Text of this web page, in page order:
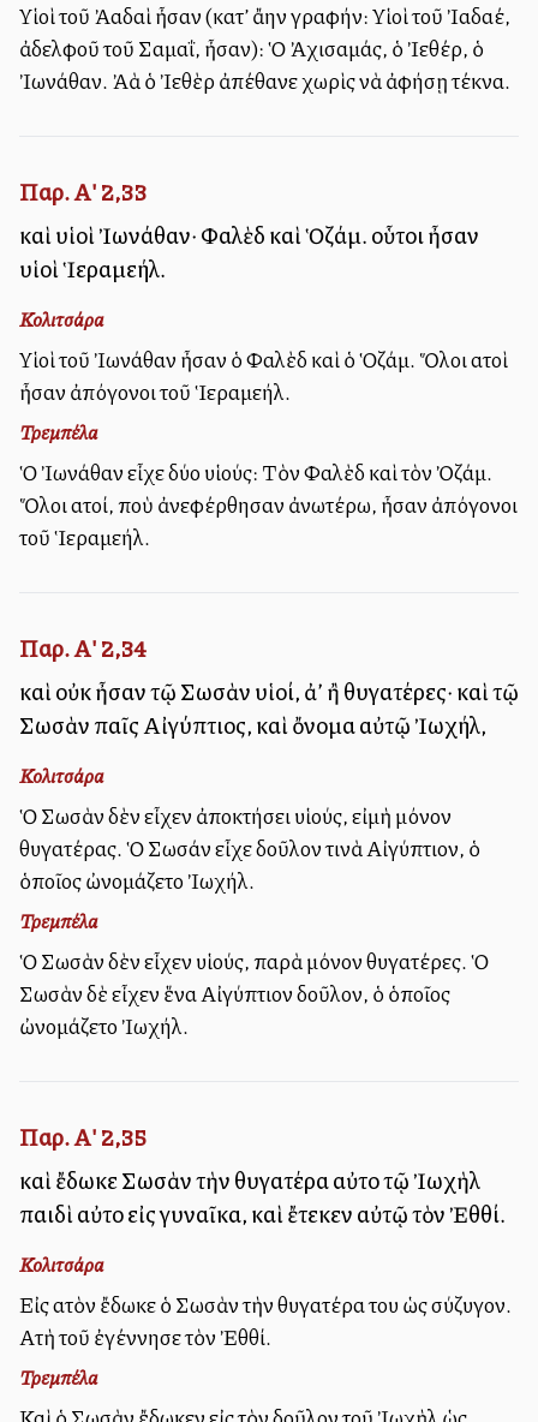
Υἱοὶ τοῦ Ἀαδαὶ ἦσαν (κατ’ ἄλλην γραφήν: Υἱοὶ τοῦ Ἰαδαέ,
ἀδελφοῦ τοῦ Σαμαΐ, ἦσαν): Ὁ Ἀχισαμάς, ὁ Ἰεθέρ, ὁ
Ἰωνάθαν. Ἀλλὰ ὁ Ἰεθὲρ ἀπέθανε χωρὶς νὰ ἀφήσῃ τέκνα.
Παρ. Α' 2,33
καὶ υἱοὶ Ἰωνάθαν· Φαλὲδ καὶ Ὁζάμ. οὗτοι ἦσαν
υἱοὶ Ἱεραμεήλ.
Κολιτσάρα
Υἱοὶ τοῦ Ἰωνάθαν ἦσαν ὁ Φαλὲδ καὶ ὁ Ὁζάμ. Ὅλοι αὐτοὶ
ἦσαν ἀπόγονοι τοῦ Ἱεραμεήλ.
Τρεμπέλα
Ὁ Ἰωνάθαν εἶχε δύο υἱούς: Τὸν Φαλὲδ καὶ τὸν Ὀζάμ.
Ὅλοι αὐτοί, ποὺ ἀνεφέρθησαν ἀνωτέρω, ἦσαν ἀπόγονοι
τοῦ Ἱεραμεήλ.
Παρ. Α' 2,34
καὶ οὐκ ἦσαν τῷ Σωσὰν υἱοί, ἀλλ’ ἢ θυγατέρες· καὶ τῷ
Σωσὰν παῖς Αἰγύπτιος, καὶ ὄνομα αὐτῷ Ἰωχήλ,
Κολιτσάρα
Ὁ Σωσὰν δὲν εἶχεν ἀποκτήσει υἱούς, εἰμὴ μόνον
θυγατέρας. Ὁ Σωσάν εἶχε δοῦλον τινὰ Αἰγύπτιον, ὁ
ὁποῖος ὠνομάζετο Ἰωχήλ.
Τρεμπέλα
Ὁ Σωσὰν δὲν εἶχεν υἱούς, παρὰ μόνον θυγατέρες. Ὁ
Σωσὰν δὲ εἶχεν ἕνα Αἰγύπτιον δοῦλον, ὁ ὁποῖος
ὠνομάζετο Ἰωχήλ.
Παρ. Α' 2,35
καὶ ἔδωκε Σωσὰν τὴν θυγατέρα αὐτοῦ τῷ Ἰωχὴλ
παιδὶ αὐτοῦ εἰς γυναῖκα, καὶ ἔτεκεν αὐτῷ τὸν Ἐθθί.
Κολιτσάρα
Εἰς αὐτὸν ἔδωκε ὁ Σωσὰν τὴν θυγατέρα του ὡς σύζυγον.
Αὐτὴ τοῦ ἐγέννησε τὸν Ἐθθί.
Τρεμπέλα